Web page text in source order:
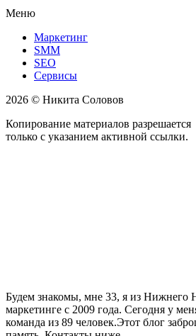
Меню
Маркетинг
SMM
SEO
Сервисы
2026 © Никита Соловов
Копирование материалов разрешается
только с указанием активной ссылки.
Будем знакомы, мне 33, я из Нижнего
маркетинге с 2009 года. Сегодня у
команда из 89 человек.Этот блог